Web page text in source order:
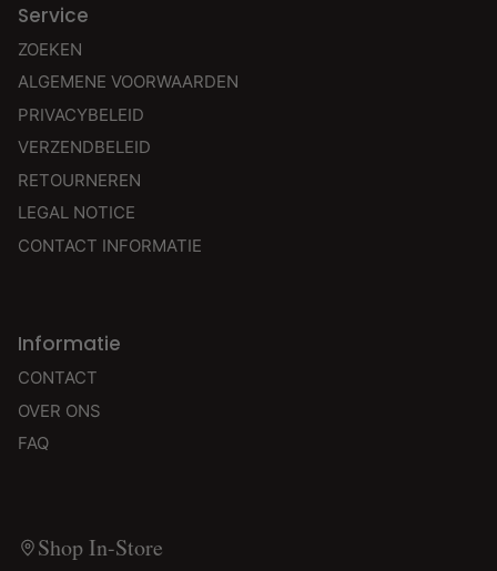
Service
ZOEKEN
ALGEMENE VOORWAARDEN
PRIVACYBELEID
VERZENDBELEID
RETOURNEREN
LEGAL NOTICE
CONTACT INFORMATIE
Informatie
CONTACT
OVER ONS
FAQ
Shop In-Store